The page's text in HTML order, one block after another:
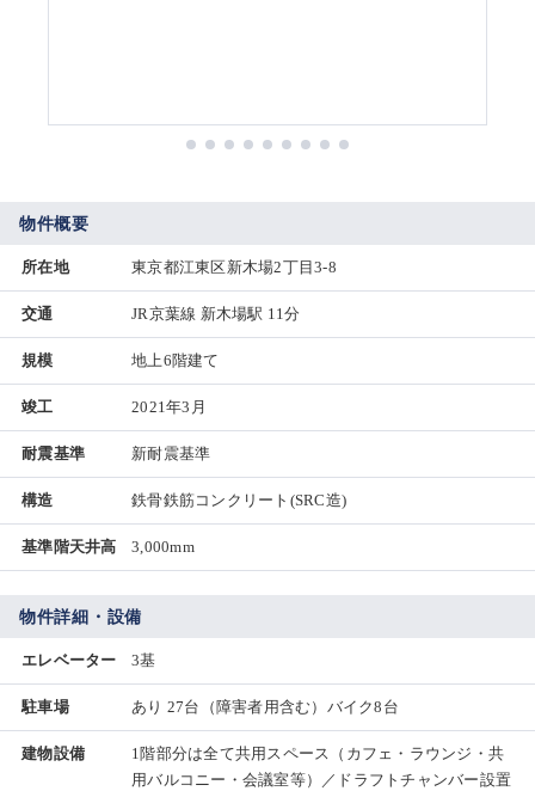
物件概要
所在地 東京都江東区新木場2丁目3-8
交通 JR京葉線 新木場駅 11分
規模 地上6階建て
竣工 2021年3月
耐震基準 新耐震基準
構造 鉄骨鉄筋コンクリート(SRC造)
基準階天井高 3,000mm
物件詳細・設備
エレベーター 3基
駐車場 あり 27台（障害者用含む）バイク8台
建物設備
1階部分は全て共用スペース（カフェ・ラウンジ・共
用バルコニー・会議室等）／ドラフトチャンバー設置